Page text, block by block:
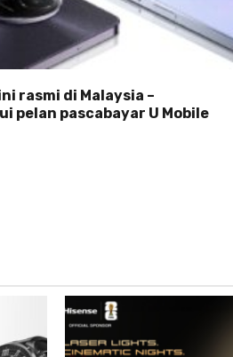
rasmi di Malaysia –
pelan pascabayar U Mobile